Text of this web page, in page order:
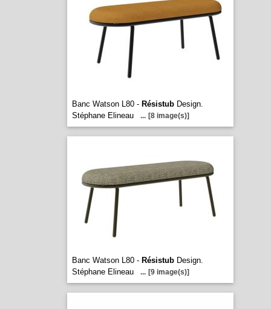
Banc Watson L80 - RésistubDesign.
Stéphane Elineau
... [8 image(s)]
Banc Watson L80 - RésistubDesign.
Stéphane Elineau
... [9 image(s)]